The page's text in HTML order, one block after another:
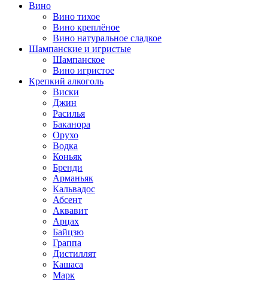
Вино
Вино тихое
Вино креплёное
Вино натуральное сладкое
Шампанские и игристые
Шампанское
Вино игристое
Крепкий алкоголь
Виски
Джин
Расилья
Баканора
Орухо
Водка
Коньяк
Бренди
Арманьяк
Кальвадос
Абсент
Аквавит
Арцах
Байцзю
Граппа
Дистиллят
Кашаса
Марк